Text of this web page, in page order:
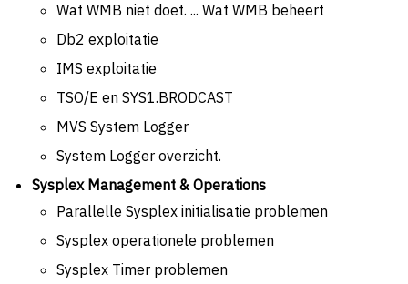
Wat WMB niet doet. ... Wat WMB beheert
Db2 exploitatie
IMS exploitatie
TSO/E en SYS1.BRODCAST
MVS System Logger
System Logger overzicht.
Sysplex Management & Operations
Parallelle Sysplex initialisatie problemen
Sysplex operationele problemen
Sysplex Timer problemen